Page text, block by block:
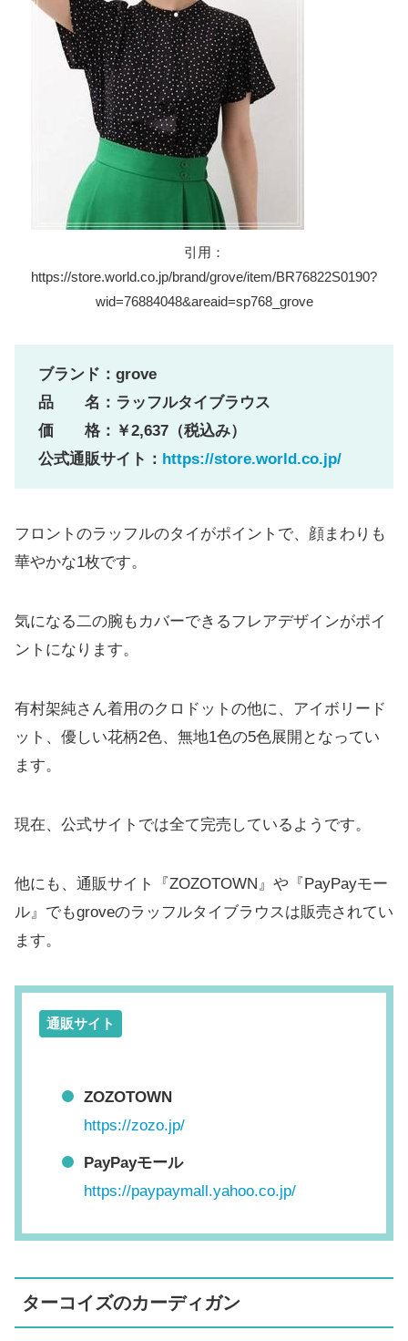
引用：
https://store.world.co.jp/brand/grove/item/BR76822S0190?
wid=76884048&areaid=sp768_grove
ブランド：grove
品 名：ラッフルタイブラウス
価 格：￥2,637（税込み）
公式通販サイト： https://store.world.co.jp/
フロントのラッフルのタイがポイントで、顔まわりも
華やかな1枚です。
気になる二の腕もカバーできるフレアデザインがポイ
ントになります。
有村架純さん着用のクロドットの他に、アイボリード
ット、優しい花柄2色、無地1色の5色展開となってい
ます。
現在、公式サイトでは全て完売しているようです。
他にも、通販サイト『ZOZOTOWN』や『PayPayモー
ル』でもgroveのラッフルタイブラウスは販売されてい
ます。
通販サイト
ZOZOTOWN
https://zozo.jp/
PayPayモール
https://paypaymall.yahoo.co.jp/
ターコイズのカーディガン